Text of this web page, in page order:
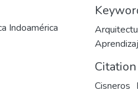
Indoamérica
Citation